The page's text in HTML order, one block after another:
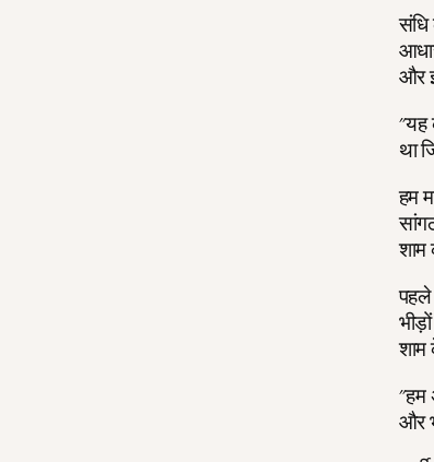
और
"यह
था
हम
शाम
"हम
और